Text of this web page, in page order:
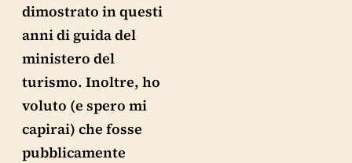
dimostrato in questi
anni di guida del
ministero del
turismo. Inoltre, ho
voluto (e spero mi
capirai) che fosse
pubblicamente